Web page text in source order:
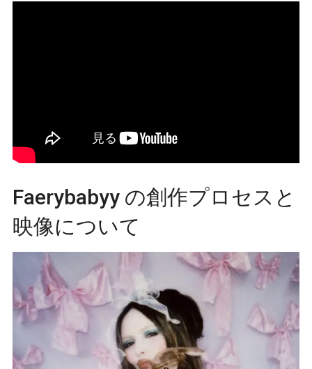
Faerybabyy の創作プロセスと
映像について